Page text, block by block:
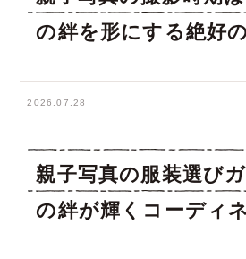
の絆を形にする絶好
2026.07.28
親子写真の服装選び
の絆が輝くコーディ